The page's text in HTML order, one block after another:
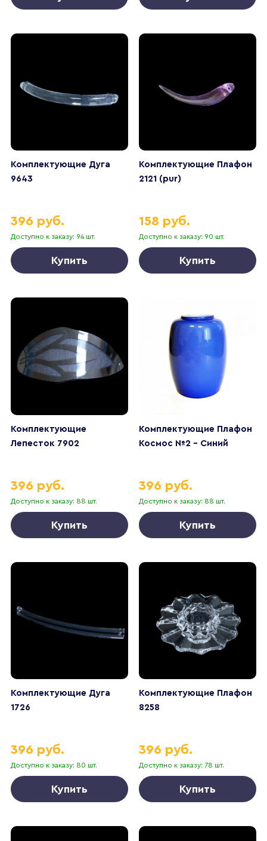
Комплектующие Дуга
9643
Доступно к заказу: 94 шт.
396 руб.
Купить
Комплектующие Плафон
2121 (pur)
Доступно к заказу: 90 шт.
158 руб.
Купить
Комплектующие
Лепесток 7902
Доступно к заказу: 88 шт.
396 руб.
Купить
Комплектующие Плафон
Космос №2 - Синий
Доступно к заказу: 88 шт.
396 руб.
Купить
Комплектующие Дуга
1726
Доступно к заказу: 80 шт.
396 руб.
Купить
Комплектующие Плафон
8258
Доступно к заказу: 78 шт.
396 руб.
Купить